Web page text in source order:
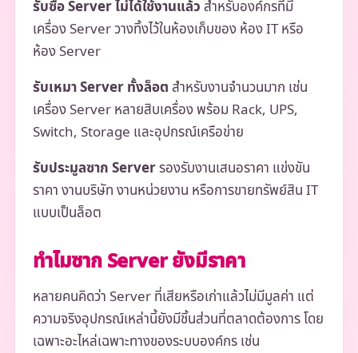
รับซื้อ Server ไม่ได้ใช้งานแล้ว สำหรับองค์กรที่มี
เครื่อง Server วางทิ้งไว้ในห้องเก็บของ ห้อง IT หรือ
ห้อง Server
รับเหมา Server ทั้งล็อต สำหรับงานจำนวนมาก เช่น
เครื่อง Server หลายสิบเครื่อง พร้อม Rack, UPS,
Switch, Storage และอุปกรณ์เครือข่าย
รับประมูลซาก Serverรองรับงานเสนอราคา แข่งขัน
ราคา งานบริษัท งานหน่วยงาน หรือการขายทรัพย์สิน IT
แบบเป็นล็อต
ทำไมซาก Server ยังมีราคา
หลายคนคิดว่า Server ที่เสียหรือเก่าแล้วไม่มีมูลค่า แต่
ความจริงอุปกรณ์เหล่านี้ยังมีชิ้นส่วนที่ตลาดต้องการ โดย
เฉพาะอะไหล่เฉพาะทางของระบบองค์กร เช่น